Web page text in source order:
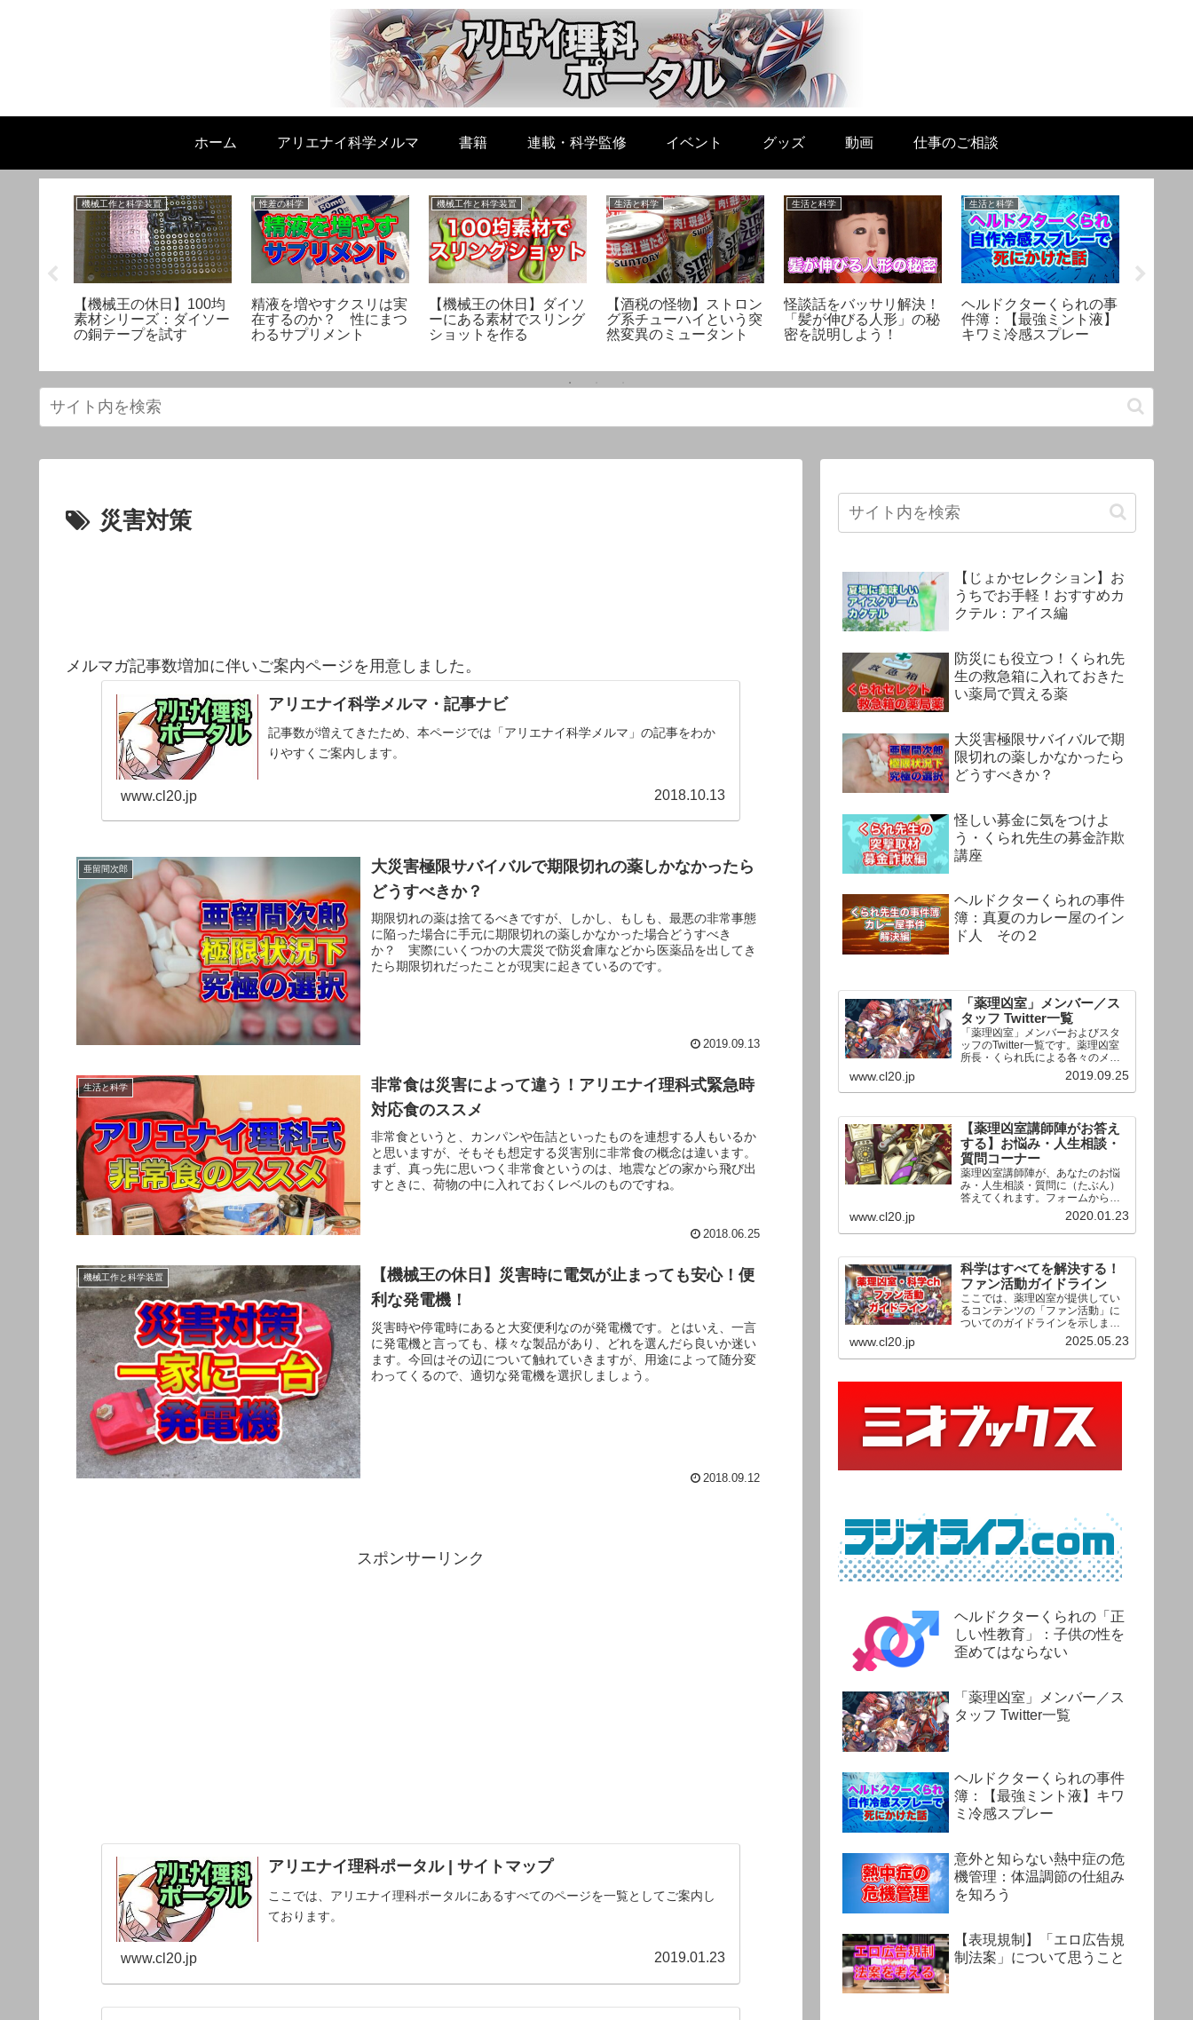
ホーム アリエナイ科学メルマ 書籍 連載・科学監修 イベント グッズ 動画 仕事のご相談
機械工作と科学装置
【機械王の休日】100均
素材シリーズ：ダイソー
の銅テープを試す
性差の科学
精液を増やすクスリは実
在するのか？ 性にまつ
わるサプリメント
機械工作と科学装置
【機械王の休日】ダイソ
ーにある素材でスリング
ショットを作る
生活と科学
【酒税の怪物】ストロン
グ系チューハイという突
然変異のミュータント
生活と科学
怪談話をバッサリ解決！
「髪が伸びる人形」の秘
密を説明しよう！
生活と科学
ヘルドクターくられの事
件簿：【最強ミント液】
キワミ冷感スプレー
災害対策
メルマガ記事数増加に伴いご案内ページを用意しました。
アリエナイ科学メルマ・記事ナビ
記事数が増えてきたため、本ページでは「アリエナイ科学メルマ」の記事をわか
りやすくご案内します。
www.cl20.jp 2018.10.13
亜留間次郎
大災害極限サバイバルで期限切れの薬しかなかったら
どうすべきか？
期限切れの薬は捨てるべきですが、しかし、もしも、最悪の非常事態
に陥った場合に手元に期限切れの薬しかなかった場合どうすべき
か？ 実際にいくつかの大震災で防災倉庫などから医薬品を出してき
たら期限切れだったことが現実に起きているのです。
2019.09.13
生活と科学
非常食は災害によって違う！アリエナイ理科式緊急時
対応食のススメ
非常食というと、カンパンや缶詰といったものを連想する人もいるか
と思いますが、そもそも想定する災害別に非常食の概念は違います。
まず、真っ先に思いつく非常食というのは、地震などの家から飛び出
すときに、荷物の中に入れておくレベルのものですね。
2018.06.25
機械工作と科学装置
【機械王の休日】災害時に電気が止まっても安心！便
利な発電機！
災害時や停電時にあると大変便利なのが発電機です。とはいえ、一言
に発電機と言っても、様々な製品があり、どれを選んだら良いか迷い
ます。今回はその辺について触れていきますが、用途によって随分変
わってくるので、適切な発電機を選択しましょう。
2018.09.12
スポンサーリンク
アリエナイ理科ポータル | サイトマップ
ここでは、アリエナイ理科ポータルにあるすべてのページを一覧としてご案内し
ております。
www.cl20.jp 2019.01.23
【じょかセレクション】お
うちでお手軽！おすすめカ
クテル：アイス編
防災にも役立つ！くられ先
生の救急箱に入れておきた
い薬局で買える薬
大災害極限サバイバルで期
限切れの薬しかなかったら
どうすべきか？
怪しい募金に気をつけよ
う・くられ先生の募金詐欺
講座
ヘルドクターくられの事件
簿：真夏のカレー屋のイン
ド人 その２
「薬理凶室」メンバー／ス
タッフ Twitter一覧
「薬理凶室」メンバーおよびスタ
ッフのTwitter一覧です。薬理凶室
所長・くられ氏による各々のメン
バーの一言紹介付き。Twitterへの
リンクの下にあるフォローボタン
を押すとそのままフォローできま
www.cl20.jp 2019.09.25
【薬理凶室講師陣がお答え
する】お悩み・人生相談・
質問コーナー
薬理凶室講師陣が、あなたのお悩
み・人生相談・質問に（たぶん）
答えてくれます。フォームからお
送りいただいた相談は、順次、動
画として公開される予定（時期未
定）！ どうぞお気軽にご質問く
www.cl20.jp 2020.01.23
科学はすべてを解決する！
ファン活動ガイドライン
ここでは、薬理凶室が提供してい
るコンテンツの「ファン活動」に
ついてのガイドラインを示しま
す。ご利用の場合は当ガイドライ
ンを遵守して頂けますよう、よろ
しくお願い申し上げます。
www.cl20.jp 2025.05.23
ヘルドクターくられの「正
しい性教育」：子供の性を
歪めてはならない
「薬理凶室」メンバー／ス
タッフ Twitter一覧
ヘルドクターくられの事件
簿：【最強ミント液】キワ
ミ冷感スプレー
意外と知らない熱中症の危
機管理：体温調節の仕組み
を知ろう
【表現規制】「エロ広告規
制法案」について思うこと